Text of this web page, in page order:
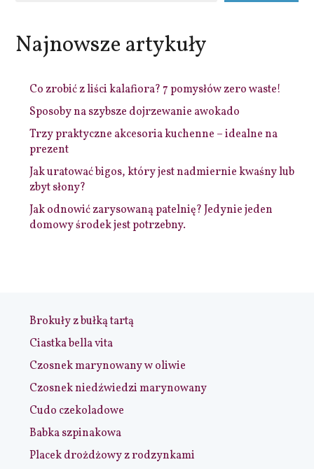
Najnowsze artykuły
Co zrobić z liści kalafiora? 7 pomysłów zero waste!
Sposoby na szybsze dojrzewanie awokado
Trzy praktyczne akcesoria kuchenne – idealne na
prezent
Jak uratować bigos, który jest nadmiernie kwaśny lub
zbyt słony?
Jak odnowić zarysowaną patelnię? Jedynie jeden
domowy środek jest potrzebny.
Brokuły z bułką tartą
Ciastka bella vita
Czosnek marynowany w oliwie
Czosnek niedźwiedzi marynowany
Cudo czekoladowe
Babka szpinakowa
Placek drożdżowy z rodzynkami